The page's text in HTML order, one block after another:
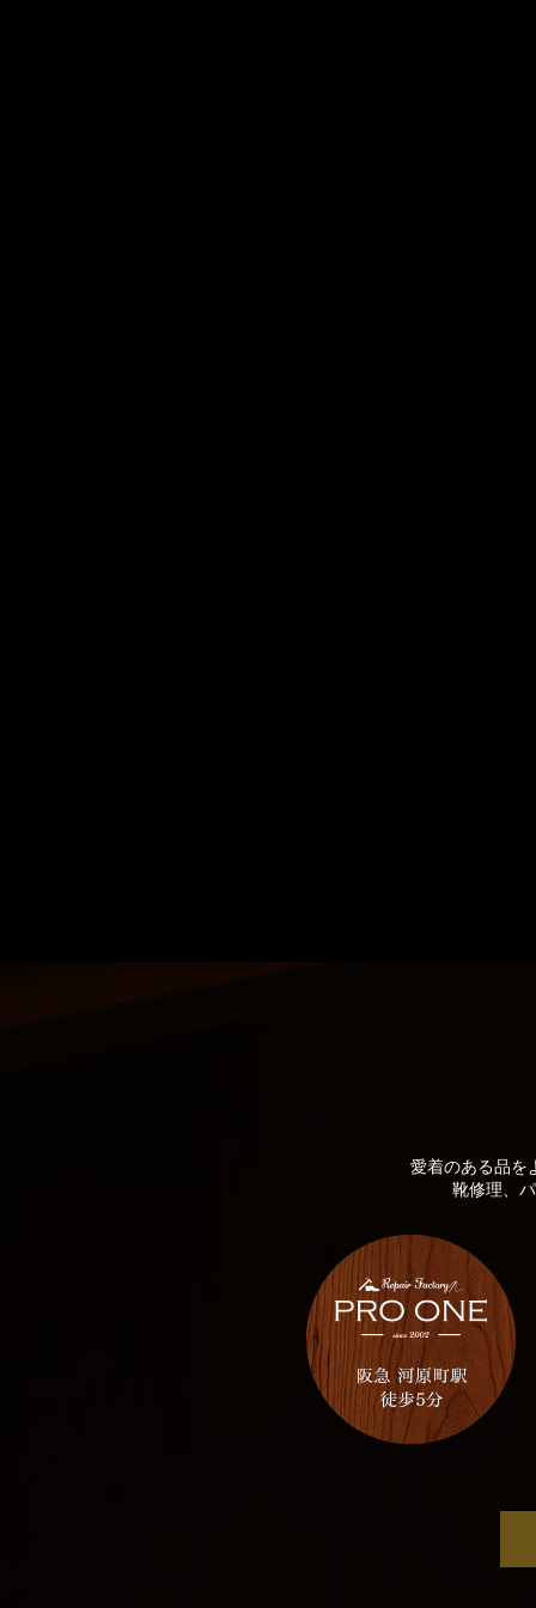
愛着のある品を
靴修理、